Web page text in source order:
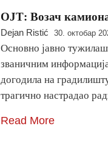
ОЈТ: Возач
Dejan Ristić 30. октобар
Основно јавно
званичним
догодила на
трагично настрадао
Read More